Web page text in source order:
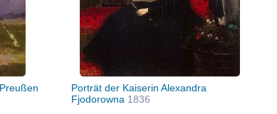
Porträt der Kaiserin Alexandra
Fjodorowna 1836